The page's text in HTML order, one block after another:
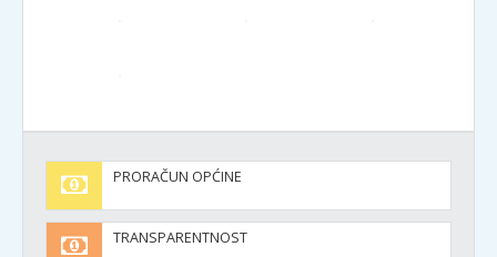
PRORAČUN OPĆINE
TRANSPARENTNOST